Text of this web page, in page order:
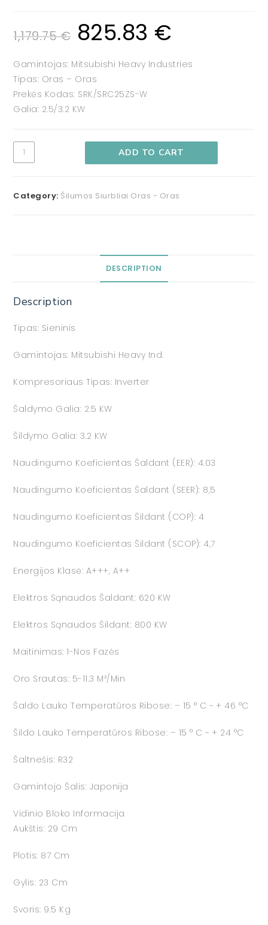
1,179.75€ 825.83 €
Gamintojas: Mitsubishi Heavy Industries
Tipas: Oras – Oras
Prekės Kodas: SRK/SRC25ZS-W
Galia: 2.5/3.2 KW
ADD TO CART
Category: Šilumos Siurbliai Oras - Oras
DESCRIPTION
Description
Tipas: Sieninis
Gamintojas: Mitsubishi Heavy Ind.
Kompresoriaus Tipas: Inverter
Šaldymo Galia: 2.5 KW
Šildymo Galia: 3.2 KW
Naudingumo Koeficientas Šaldant (EER): 4.03
Naudingumo Koeficientas Šaldant (SEER): 8,5
Naudingumo Koeficientas Šildant (COP): 4
Naudingumo Koeficientas Šildant (SCOP): 4,7
Energijos Klasė: A+++, A++
Elektros Sąnaudos Šaldant: 620 KW
Elektros Sąnaudos Šildant: 800 KW
Maitinimas: 1-Nos Fazės
Oro Srautas: 5-11.3 M³/min
Šaldo Lauko Temperatūros Ribose: – 15 ° C ~ + 46 °C
Šildo Lauko Temperatūros Ribose: – 15 ° C ~ + 24 °C
Šaltnešis: R32
Gamintojo Šalis: Japonija
Vidinio Bloko Informacija
Aukštis: 29 Cm
Plotis: 87 Cm
Gylis: 23 Cm
Svoris: 9.5 Kg